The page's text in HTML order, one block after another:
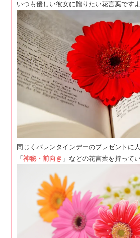
いつも優しい彼女に贈りたい花言葉ですよ
同じくバレンタインデーのプレゼントに
「神秘・前向き 」などの花言葉を持って